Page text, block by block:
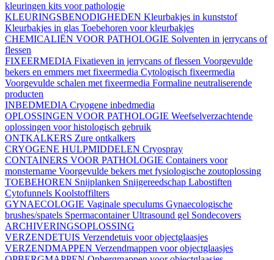
kleuringen kits voor pathologie
KLEURINGSBENODIGHEDEN Kleurbakjes in kunststof
Kleurbakjes in glas Toebehoren voor kleurbakjes
CHEMICALIËN VOOR PATHOLOGIE Solventen in jerrycans of
flessen
FIXEERMEDIA Fixatieven in jerrycans of flessen Voorgevulde
bekers en emmers met fixeermedia Cytologisch fixeermedia
Voorgevulde schalen met fixeermedia Formaline neutraliserende
producten
INBEDMEDIA Cryogene inbedmedia
OPLOSSINGEN VOOR PATHOLOGIE Weefselverzachtende
oplossingen voor histologisch gebruik
ONTKALKERS Zure ontkalkers
CRYOGENE HULPMIDDELEN Cryospray
CONTAINERS VOOR PATHOLOGIE Containers voor
monstername Voorgevulde bekers met fysiologische zoutoplossing
TOEBEHOREN Snijplanken Snijgereedschap Labostiften
Cytofunnels Koolstoffilters
GYNAECOLOGIE Vaginale speculums Gynaecologische
brushes/spatels SpermacontainerUltrasound gel Sondecovers
ARCHIVERINGSOPLOSSING
VERZENDETUIS Verzendetuis voor objectglaasjes
VERZENDMAPPEN Verzendmappen voor objectglaasjes